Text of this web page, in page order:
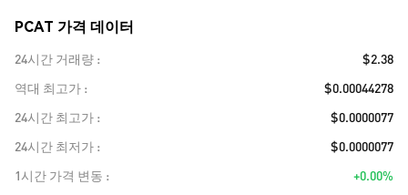
PCAT 가격 데이터
24시간 거래량
$2.38
역대 최고가
$0.00044278
24시간 최고가
$0.0000077
24시간 최저가
$0.0000077
1시간 가격 변동
+0.00%